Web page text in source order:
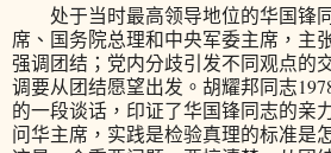
处于当时最高领导地位的华国锋
席、国务院总理和中央军委主席，主
强调团结；党内分歧引发不同观点的
调要从团结愿望出发。胡耀邦同志
的一段谈话，印证了华国锋同志的亲
问华主席，实践是检验真理的标准是